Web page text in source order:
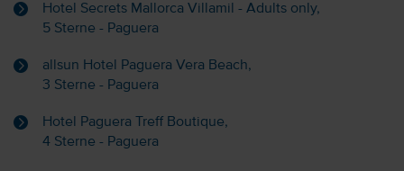
Hotel Secrets Mallorca Villamil - Adults only,
5 Sterne - Paguera
allsun Hotel Paguera Vera Beach,
3 Sterne - Paguera
Hotel Paguera Treff Boutique,
4 Sterne - Paguera